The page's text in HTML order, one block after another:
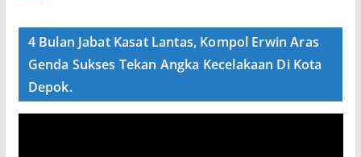
4 Bulan Jabat Kasat Lantas, Kompol Erwin Aras
Genda Sukses Tekan Angka Kecelakaan Di Kota
Depok.